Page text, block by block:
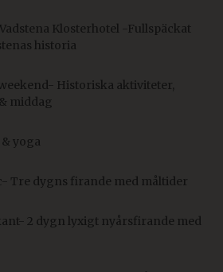
Klosterhotel -Fullspäckat
historia
Historiska aktiviteter,
middag
yoga
Tre dygns firande med måltider
2 dygn lyxigt nyårsfirande med